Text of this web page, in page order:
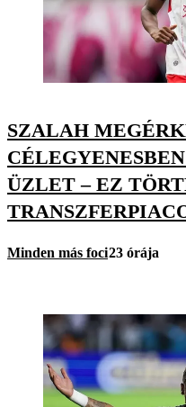
SZALAH
ÜZLET – EZ
Minden más foci23 órája